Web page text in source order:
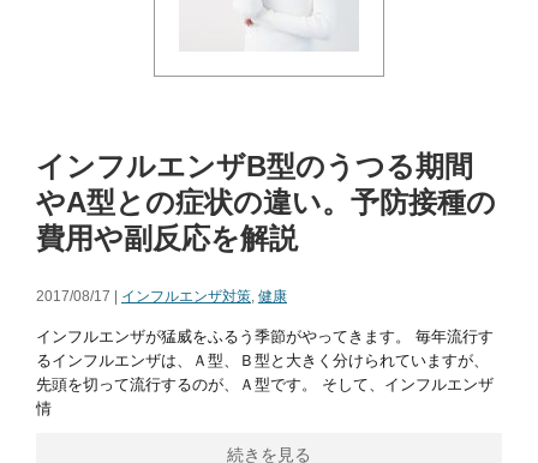
インフルエンザB型のうつる期間
やA型との症状の違い。予防接種の
費用や副反応を解説
2017/08/17 | インフルエンザ対策, 健康
インフルエンザが猛威をふるう季節がやってきます。 毎年流行す
るインフルエンザは、Ａ型、Ｂ型と大きく分けられていますが、
先頭を切って流行するのが、Ａ型です。 そして、インフルエンザ
情
続きを見る